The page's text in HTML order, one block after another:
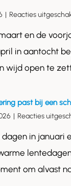
| Reacties
en de
in aantocht
wijd open te
past bij een
| Reacties
in januari
om alvast